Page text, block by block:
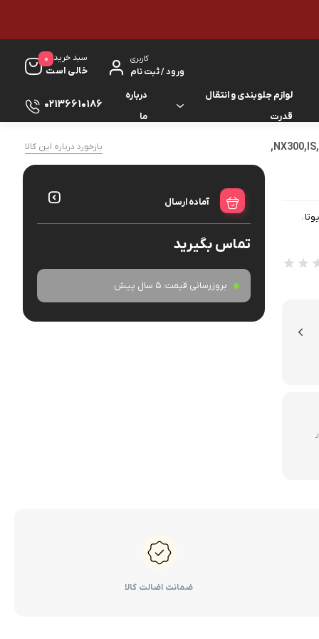
کاربری
ورود / ثبت نام
سبد خرید
خالی است
0
لوازم یدکی هایس
لوازم یدکی هایلوکس
لوازم یدکی یاریس
پریوس
لوازم جلوبندی و انتقال
قدرت
لوازم گیربکس و جلوبندی ES
لوازم گیربکس و جلوبندی GS
لوازم گیربکس و جلوبندی IS
لوازم گیربکس و جلوبندی LS
لوازم گیربکس و جلوبندی RX
لوازم گیربکس و جلوبندی CT
درباره
ما
02136610186
بازخورد درباره این کالا
،
هزار
آماده ارسال
تماس بگیرید
بروزرسانی قیمت: 5 سال پیش
ضمانت اضالت کالا